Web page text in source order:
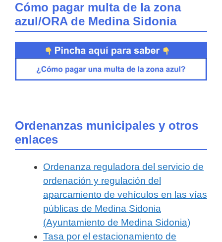
Cómo pagar multa de la zona
azul/ORA de Medina Sidonia
Ordenanzas municipales y otros
enlaces
Ordenanza reguladora del servicio de
ordenación y regulación del
aparcamiento de vehículos en las vías
públicas de Medina Sidonia
(Ayuntamiento de Medina Sidonia)
Tasa por el estacionamiento de